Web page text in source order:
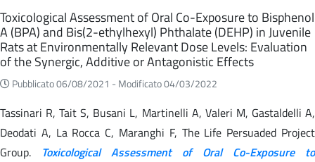
Eventi
Toxicological Assessment of Oral Co-Exposure to Bisphenol
A (BPA) and Bis(2-ethylhexyl) Phthalate (DEHP) in Juvenile
Rats at Environmentally Relevant Dose Levels: Evaluation
of the Synergic, Additive or Antagonistic Effects
Pubblicato 06/08/2021 - Modificato 04/03/2022
Tassinari R, Tait S, Busani L, Martinelli A, Valeri M, Gastaldelli A,
Deodati A, La Rocca C, Maranghi F, The Life Persuaded Project
Group. Toxicological Assessment of Oral Co-Exposure to